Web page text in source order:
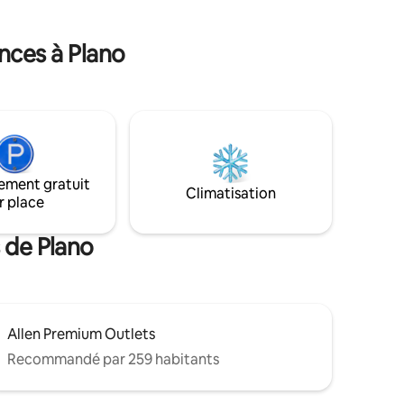
privately with no shared spaces. STR-
4825-032
à Plano
gratuit
place
Climatisation
Plano
Allen Premium Outlets
Recommandé par 259 habitants